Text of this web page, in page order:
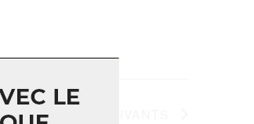
ÉVÈNEMENTS